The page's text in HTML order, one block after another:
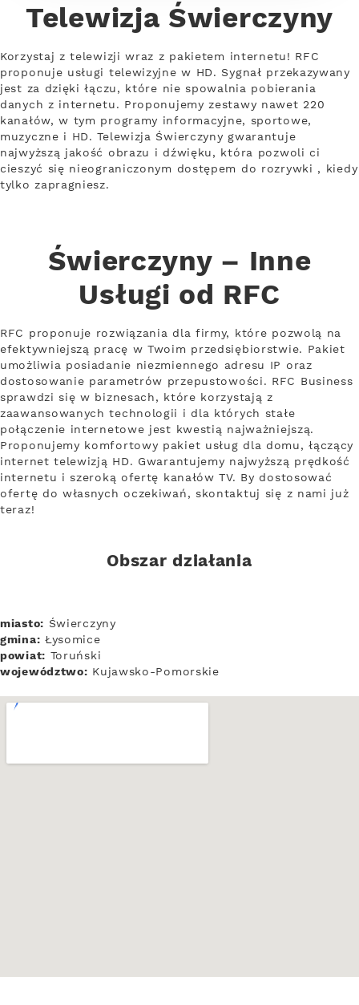
Telewizja Świerczyny
Korzystaj z telewizji wraz z pakietem internetu! RFC
proponuje usługi telewizyjne w HD. Sygnał przekazywany
jest za dzięki łączu, które nie spowalnia pobierania
danych z internetu. Proponujemy zestawy nawet 220
kanałów, w tym programy informacyjne, sportowe,
muzyczne i HD. Telewizja Świerczyny gwarantuje
najwyższą jakość obrazu i dźwięku, która pozwoli ci
cieszyć się nieograniczonym dostępem do rozrywki , kiedy
tylko zapragniesz.
Świerczyny – Inne
Usługi od RFC
RFC proponuje rozwiązania dla firmy, które pozwolą na
efektywniejszą pracę w Twoim przedsiębiorstwie. Pakiet
umożliwia posiadanie niezmiennego adresu IP oraz
dostosowanie parametrów przepustowości. RFC Business
sprawdzi się w biznesach, które korzystają z
zaawansowanych technologii i dla których stałe
połączenie internetowe jest kwestią najważniejszą.
Proponujemy komfortowy pakiet usług dla domu, łączący
internet telewizją HD. Gwarantujemy najwyższą prędkość
internetu i szeroką ofertę kanałów TV. By dostosować
ofertę do własnych oczekiwań, skontaktuj się z nami już
teraz!
Obszar działania
miasto: Świerczyny
gmina: Łysomice
powiat: Toruński
województwo: Kujawsko-Pomorskie